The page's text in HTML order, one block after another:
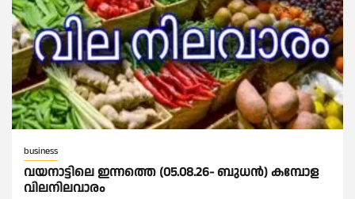
business
വയനാട്ടിലെ ഇന്നത്തെ (05.08.26- ബുധൻ) കമ്പോള
വിലനിലവാരം